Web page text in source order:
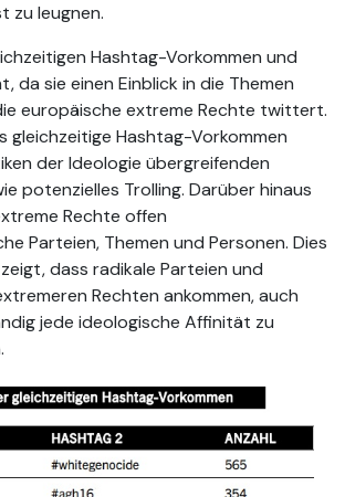
zu leugnen.
Hashtag-Vorkommen und
da sie einen Einblick in die Themen
europäische extreme Rechte twittert.
gleichzeitige Hashtag-Vorkommen
der Ideologie übergreifenden
potenzielles Trolling. Darüber hinaus
Rechte offen
Parteien, Themen und Personen. Dies
dass radikale Parteien und
Rechten ankommen, auch
jede ideologische Affinität zu